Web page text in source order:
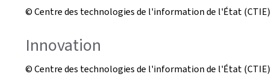
© Centre des technologies de l'information de l'État (CTIE)
Innovation
© Centre des technologies de l'information de l'État (CTIE)